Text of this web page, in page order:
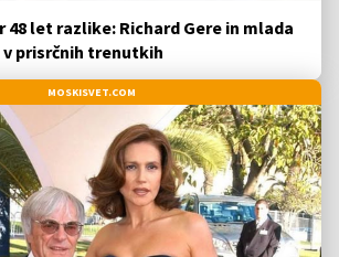
48 let razlike: Richard Gere in mlada
prisrčnih trenutkih
MOSKISVET.COM